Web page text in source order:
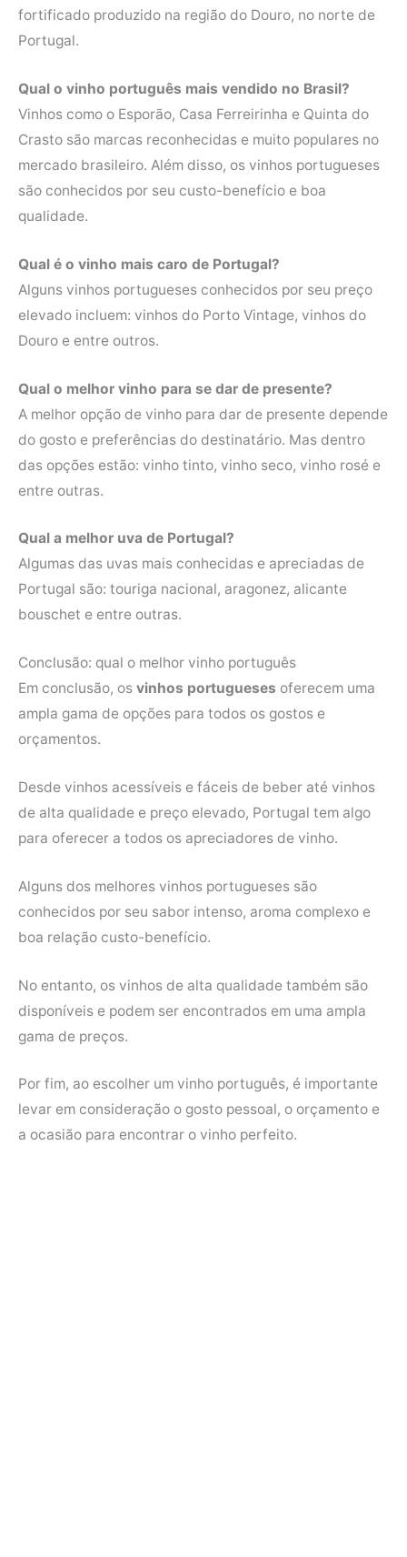
fortificado produzido na região do Douro, no norte de
Portugal.
Qual o vinho português mais vendido no Brasil?
Vinhos como o Esporão, Casa Ferreirinha e Quinta do
Crasto são marcas reconhecidas e muito populares no
mercado brasileiro. Além disso, os vinhos portugueses
são conhecidos por seu custo-benefício e boa
qualidade.
Qual é o vinho mais caro de Portugal?
Alguns vinhos portugueses conhecidos por seu preço
elevado incluem: vinhos do Porto Vintage, vinhos do
Douro e entre outros.
Qual o melhor vinho para se dar de presente?
A melhor opção de vinho para dar de presente depende
do gosto e preferências do destinatário. Mas dentro
das opções estão: vinho tinto, vinho seco, vinho rosé e
entre outras.
Qual a melhor uva de Portugal?
Algumas das uvas mais conhecidas e apreciadas de
Portugal são: touriga nacional, aragonez, alicante
bouschet e entre outras.
Conclusão: qual o melhor vinho português
Em conclusão, os vinhos portugueses oferecem uma
ampla gama de opções para todos os gostos e
orçamentos.
Desde vinhos acessíveis e fáceis de beber até vinhos
de alta qualidade e preço elevado, Portugal tem algo
para oferecer a todos os apreciadores de vinho.
Alguns dos melhores vinhos portugueses são
conhecidos por seu sabor intenso, aroma complexo e
boa relação custo-benefício.
No entanto, os vinhos de alta qualidade também são
disponíveis e podem ser encontrados em uma ampla
gama de preços.
Por fim, ao escolher um vinho português, é importante
levar em consideração o gosto pessoal, o orçamento e
a ocasião para encontrar o vinho perfeito.